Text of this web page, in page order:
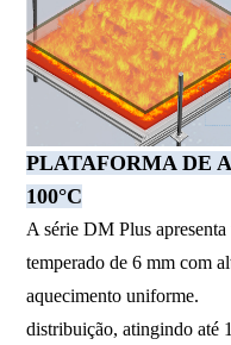
PLATAFORMA DE
100°C
A série DM Plus
temperado de 6 mm com
aquecimento uniforme.
distribuição, atingindo até